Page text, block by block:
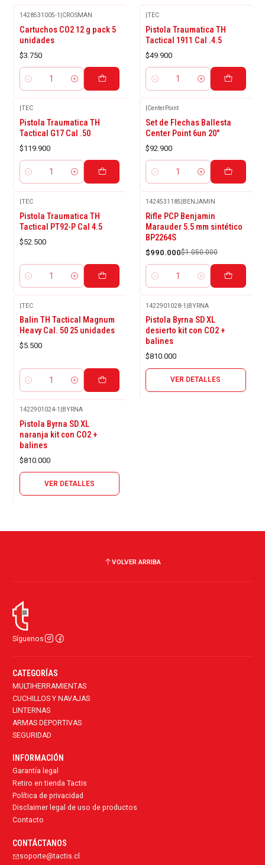
1428531005-1 |CROSMAN
Cartuchos CO2 12 g pack 5
unidades
$3.750
Cantidad
|TEC
Pistola Traumatica TH
Tactical 1911 Cal .4.5
$49.900
Cantidad
TEC
Pistola Traumatica TH
Tactical G17 Cal .50
$119.900
Cantidad
CenterPoint
Set de Flechas Ballesta
Center Point 6un 20"
$92.900
Cantidad
|TEC
Pistola Traumatica TH
Tactical PT92-P Cal 4.5
$52.500
Cantidad
-6%
OFF
1424531185|BENJAMIN
Rifle PCP Benjamin
Marauder 5.5 mm sintético
BP2264S
$990.000$1.050.000
Cantidad
|TEC
Balin TH Tactical Magnum
Heavy Cal. 50 25 unidades
$5.500
Cantidad
1422901028-1 |BYRNA
Pistola Byrna SD XL
desierto kit con CO2 +
balines
$810.000
VER DETALLES
1422901024-1 BYRNA
Pistola Byrna SD XL
naranja kit con CO2 +
balines
$810.000
VER DETALLES
VOLVER ARRIBA
Síguenos
CATEGORÍAS
MULTIHERRAMIENTAS
CUCHILLOS Y NAVAJAS
LINTERNAS
ARMAS DEPORTIVAS
SEGURIDAD
INFORMACIÓN
Garantía legal
Retiro en tienda Tactis
Política de privacidad
Disclaimer legal de uso de productos
Contacto
CONTÁCTANOS
soporte@tactis.cl